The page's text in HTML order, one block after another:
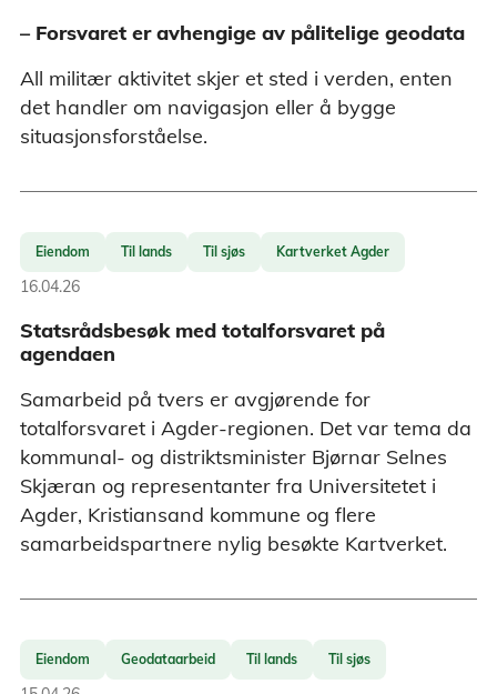
– Forsvaret er avhengige av pålitelige geodata
All militær aktivitet skjer et sted i verden, enten
det handler om navigasjon eller å bygge
situasjonsforståelse.
Eiendom Til lands Til sjøs Kartverket Agder
16.04.26
Statsrådsbesøk med totalforsvaret på
agendaen
Samarbeid på tvers er avgjørende for
totalforsvaret i Agder-regionen. Det var tema da
kommunal- og distriktsminister Bjørnar Selnes
Skjæran og representanter fra Universitetet i
Agder, Kristiansand kommune og flere
samarbeidspartnere nylig besøkte Kartverket.
Eiendom Geodataarbeid Til lands Til sjøs